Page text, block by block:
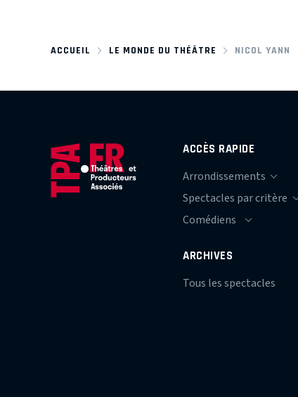
ACCUEIL LE MONDE DU THÉÂTRE NICOL YANN
ACCÈS RAPIDE
ARCHIVES
Tous les spectacles